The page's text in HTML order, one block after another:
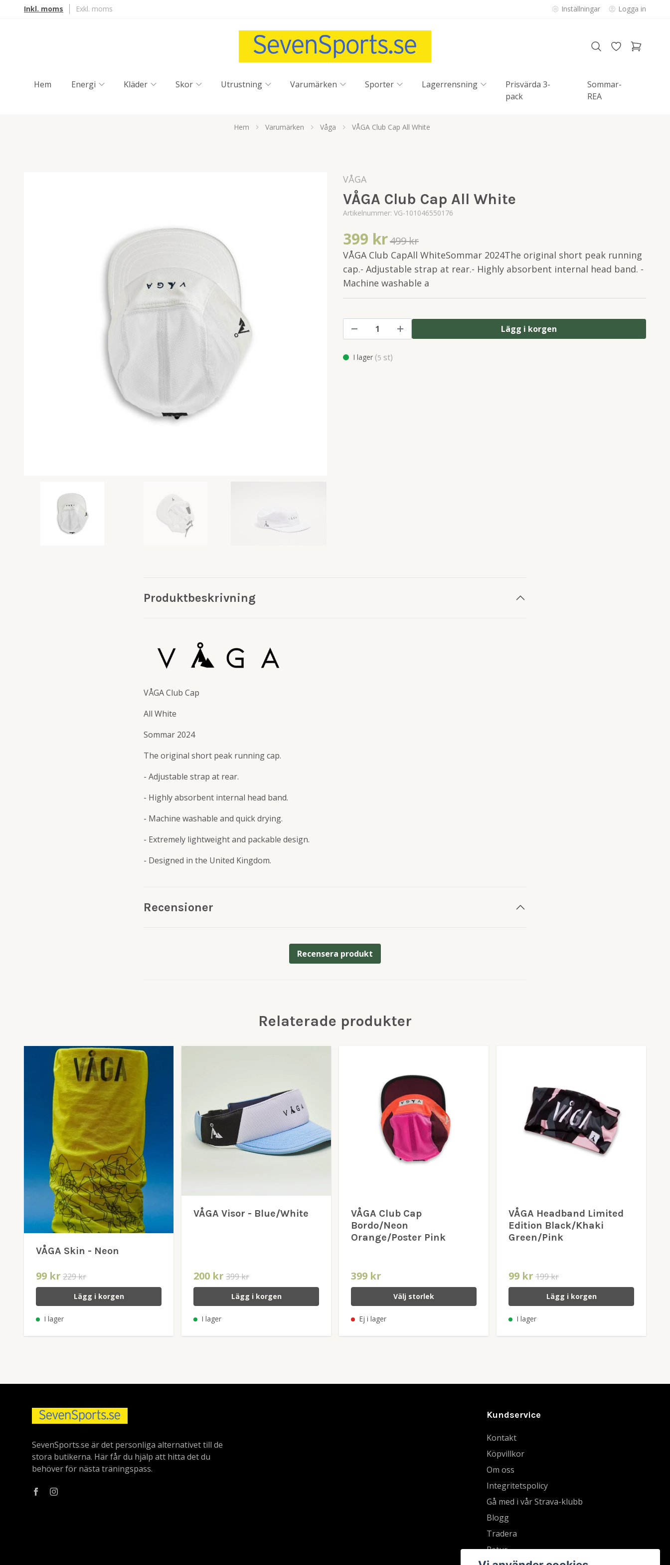
Inkl. moms Exkl. moms Inställningar Logga in
Hem Energi Kläder Skor Utrustning Varumärken Sporter Lagerrensning
Prisvärda 3-
pack
Sommar-
REA
Hem Varumärken Våga VÅGA Club Cap All White
VÅGA
VÅGA Club Cap All White
Artikelnummer: VG-101046550176
399 kr499 kr
VÅGA Club CapAll WhiteSommar 2024The original short peak running
cap.- Adjustable strap at rear.- Highly absorbent internal head band. -
Machine washable a
Lägg i korgen
I lager (5 st)
Produktbeskrivning
VÅGA Club Cap
All White
Sommar 2024
The original short peak running cap.
- Adjustable strap at rear.
- Highly absorbent internal head band.
- Machine washable and quick drying.
- Extremely lightweight and packable design.
- Designed in the United Kingdom.
Recensioner
Recensera produkt
Relaterade produkter
VÅGA Skin - Neon
99 kr 229 kr
Lägg i korgen
I lager
VÅGA Visor - Blue/White
200 kr 399 kr
Lägg i korgen
I lager
VÅGA Club Cap
Bordo/Neon
Orange/Poster Pink
399 kr
Välj storlek
Ej i lager
VÅGA Headband Limited
Edition Black/Khaki
Green/Pink
99 kr 199 kr
Lägg i korgen
I lager
SevenSports.se är det personliga alternativet till de
stora butikerna. Här får du hjälp att hitta det du
behöver för nästa träningspass.
Kundservice
Kontakt
Köpvillkor
Om oss
Integritetspolicy
Gå med i vår Strava-klubb
Blogg
Tradera
Retur